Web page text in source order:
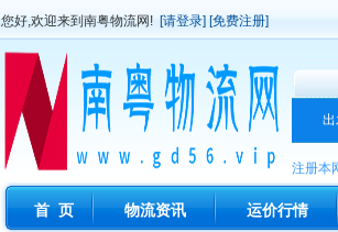
您好,欢迎来到南粤物流网! [请登录] [免费注册]
出
注册本
首 页 物流资讯 运价行情